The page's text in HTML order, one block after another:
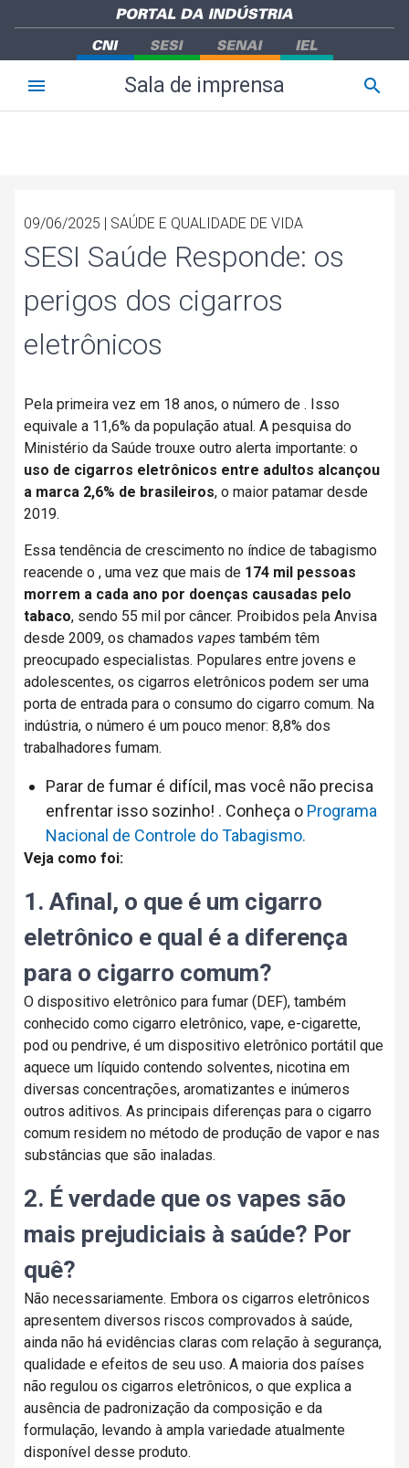
Sala de imprensa
09/06/2025 | SAÚDE E QUALIDADE DE VIDA
SESI Saúde Responde: os
perigos dos cigarros
eletrônicos
Pela primeira vez em 18 anos, o número de . Isso
equivale a 11,6% da população atual. A pesquisa do
Ministério da Saúde trouxe outro alerta importante: o
uso de cigarros eletrônicos entre adultos alcançou
a marca 2,6% de brasileiros, o maior patamar desde
2019.
Essa tendência de crescimento no índice de tabagismo
reacende o , uma vez que mais de 174 mil pessoas
morrem a cada ano por doenças causadas pelo
tabaco, sendo 55 mil por câncer. Proibidos pela Anvisa
desde 2009, os chamados vapes também têm
preocupado especialistas. Populares entre jovens e
adolescentes, os cigarros eletrônicos podem ser uma
porta de entrada para o consumo do cigarro comum. Na
indústria, o número é um pouco menor: 8,8% dos
trabalhadores fumam.
Parar de fumar é difícil, mas você não precisa
enfrentar isso sozinho! . Conheça o Programa
Nacional de Controle do Tabagismo.
Veja como foi:
1. Afinal, o que é um cigarro
eletrônico e qual é a diferença
para o cigarro comum?
O dispositivo eletrônico para fumar (DEF), também
conhecido como cigarro eletrônico, vape, e-cigarette,
pod ou pendrive, é um dispositivo eletrônico portátil que
aquece um líquido contendo solventes, nicotina em
diversas concentrações, aromatizantes e inúmeros
outros aditivos. As principais diferenças para o cigarro
comum residem no método de produção de vapor e nas
substâncias que são inaladas.
2. É verdade que os vapes são
mais prejudiciais à saúde? Por
quê?
Não necessariamente. Embora os cigarros eletrônicos
apresentem diversos riscos comprovados à saúde,
ainda não há evidências claras com relação à segurança,
qualidade e efeitos de seu uso. A maioria dos países
não regulou os cigarros eletrônicos, o que explica a
ausência de padronização da composição e da
formulação, levando à ampla variedade atualmente
disponível desse produto.